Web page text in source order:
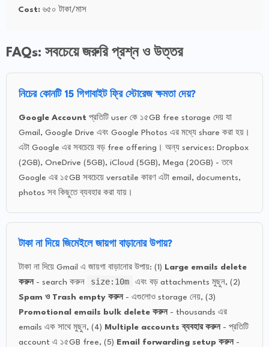
Cost: ৬৫০ টাকা/মাস
FAQs: সবচেয়ে জরুরি প্রশ্ন ও উত্তর
নিচের কোনটি 15 গিগাবাইট ফ্রি স্টোরেজ ক্ষমতা দেয়?
Google Account প্রতিটি user কে ১৫GB free storage দেয় যা
Gmail, Google Drive এবং Google Photos এর মধ্যে share করা হয়।
এটা Google এর সবচেয়ে বড় free offering। অন্য services: Dropbox
(2GB), OneDrive (5GB), iCloud (5GB), Mega (20GB) - তবে
Google এর ১৫GB সবচেয়ে versatile কারণ এটা email, documents,
photos সব কিছুতে ব্যবহার করা যায়।
টাকা না দিয়ে জিমেইলে জায়গা বাড়ানোর উপায়?
টাকা না দিয়ে Gmail এ জায়গা বাড়ানোর উপায়: (1) Large emails delete
করুন- search করুন size:10m
এবং বড় attachments মুছুন, (2)
Spam ও Trash empty করুন- এগুলোও storage নেয়, (3)
Promotional emails bulk delete করুন- thousands এর
emails এক সাথে মুছুন, (4) Multiple accounts ব্যবহার করুন- প্রতিটি
account এ ১৫GB free, (5) Email forwarding setup করুন-